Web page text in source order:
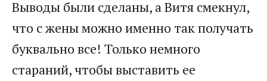
Выводы были сделаны, а Витя смекнул,
что с жены можно именно так получать
буквально все! Только немного
стараний, чтобы выставить ее